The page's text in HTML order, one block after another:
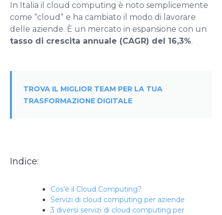
In Italia il cloud computing è noto semplicemente
come “cloud” e ha cambiato il modo di lavorare
delle aziende. È un mercato in espansione con un
tasso di crescita annuale (CAGR) del 16,3%.
TROVA IL MIGLIOR TEAM PER LA TUA
TRASFORMAZIONE DIGITALE
Indice:
Cos’è il Cloud Computing?
Servizi di cloud computing per aziende
3 diversi servizi di cloud computing per